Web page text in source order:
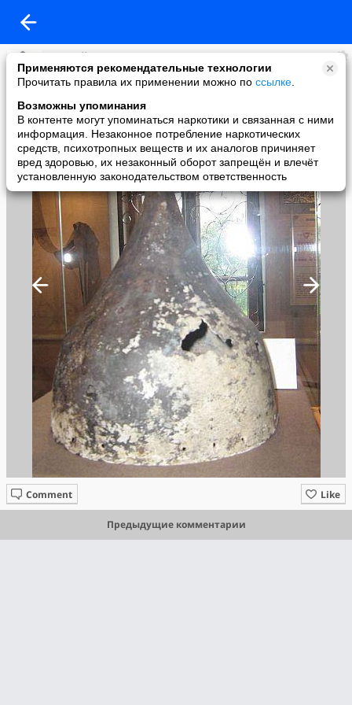
Применяются рекомендательные технологии
Прочитать правила их применении можно по ссылке
Возможны упоминания
В контенте могут упоминаться наркотики и связанная с ними
информация. Незаконное потребление наркотических
средств, психотропных веществ и их аналогов причиняет
вред здоровью, их незаконный оборот запрещён и влечёт
установленную законодательством ответственность
Алексей Глазков
added a photo
08 Oct в 09:41
Like
Comment
Предыдущие комментарии